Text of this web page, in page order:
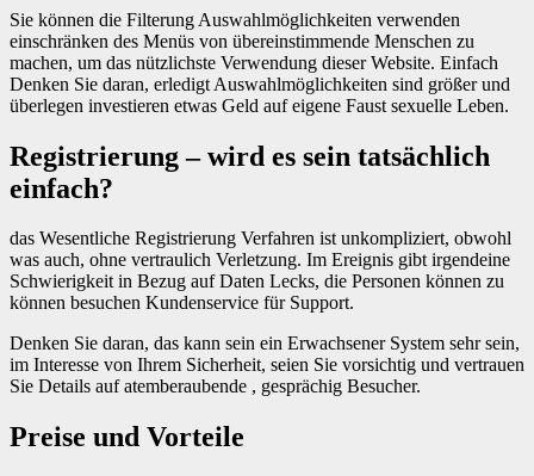
Sie können die Filterung Auswahlmöglichkeiten verwenden
einschränken des Menüs von übereinstimmende Menschen zu
machen, um das nützlichste Verwendung dieser Website. Einfach
Denken Sie daran, erledigt Auswahlmöglichkeiten sind größer und
überlegen investieren etwas Geld auf eigene Faust sexuelle Leben.
Registrierung – wird es sein tatsächlich
einfach?
das Wesentliche Registrierung Verfahren ist unkompliziert, obwohl
was auch, ohne vertraulich Verletzung. Im Ereignis gibt irgendeine
Schwierigkeit in Bezug auf Daten Lecks, die Personen können zu
können besuchen Kundenservice für Support.
Denken Sie daran, das kann sein ein Erwachsener System sehr sein,
im Interesse von Ihrem Sicherheit, seien Sie vorsichtig und vertrauen
Sie Details auf atemberaubende , gesprächig Besucher.
Preise und Vorteile